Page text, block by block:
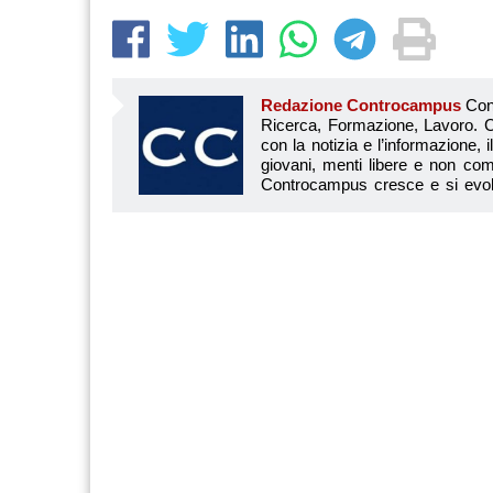
Redazione Controcampus Controcampus è Il magazine più letto dai giovani su: Scuola, Università, Ricerca, Formazione, Lavoro. Controcampus nasce nell’ottobre 2001 con la missione di affiancare con la notizia e l’informazione, il mondo dell’istruzione e dell’università. Il suo cuore pulsante sono i giovani, menti libere e non compromesse da nessun interesse di parte. Il progetto è ambizioso e Controcampus cresce e si evolve arricchendo il proprio staff con nuovi giovani vogliosi di